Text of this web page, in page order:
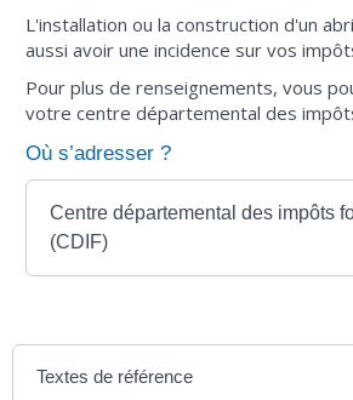
L'installation ou la construction d'un
aussi avoir une incidence sur vos
Pour plus de renseignements, vous
votre centre départemental des
Où s’adresser ?
Centre départemental des impôts
(CDIF)
Textes de référence